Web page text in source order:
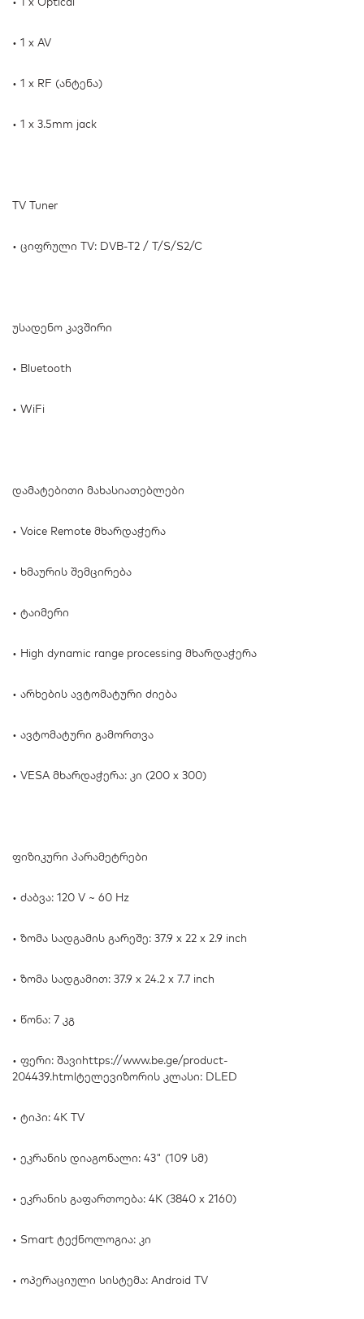
• 1 x AV
• 1 x RF (ანტენა)
• 1 x 3.5mm jack
TV Tuner
• ციფრული TV: DVB-T2 / T/S/S2/C
უსადენო კავშირი
• Bluetooth
• WiFi
დამატებითი მახასიათებლები
• Voice Remote მხარდაჭერა
• ხმაურის შემცირება
• ტაიმერი
• High dynamic range processing მხარდაჭერა
• არხების ავტომატური ძიება
• ავტომატური გამორთვა
• VESA მხარდაჭერა: კი (200 x 300)
ფიზიკური პარამეტრები
• ძაბვა: 120 V ~ 60 Hz
• ზომა სადგამის გარეშე: 37.9 x 22 x 2.9 inch
• ზომა სადგამით: 37.9 x 24.2 x 7.7 inch
• წონა: 7 კგ
• ფერი: შავიhttps://www.be.ge/product-
204439.htmlტელევიზორის კლასი: DLED
• ტიპი: 4K TV
• ეკრანის დიაგონალი: 43" (109 სმ)
• ეკრანის გაფართოება: 4K (3840 x 2160)
• Smart ტექნოლოგია: კი
• ოპერაციული სისტემა: Android TV